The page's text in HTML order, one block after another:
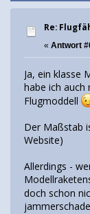
Re:
« Antwort
Ja, ein klasse
habe ich auch
Flugmoddell
Der Maßstab
Website)
Allerdings -
doch schon